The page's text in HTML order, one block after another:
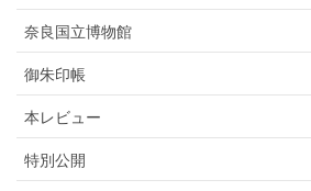
奈良国立博物館
御朱印帳
本レビュー
特別公開